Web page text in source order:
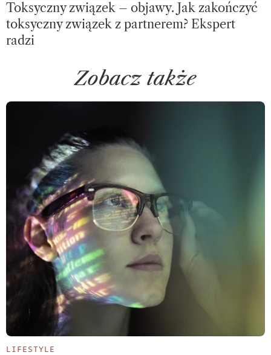
Toksyczny związek – objawy. Jak zakończyć
toksyczny związek z partnerem? Ekspert
radzi
Zobacz także
LIFESTYLE